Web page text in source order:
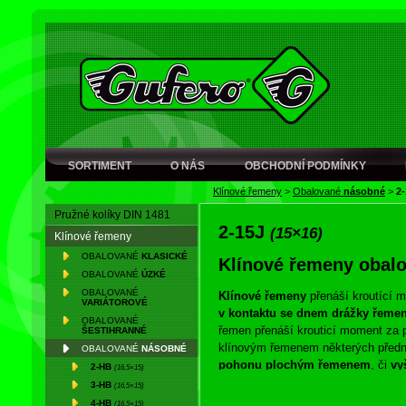
SORTIMENT O NÁS OBCHODNÍ PODMÍNKY
Klínové řemeny > Obalované násobné >
Pružné kolíky DIN 1481
Klínové řemeny
OBALOVANÉ KLASICKÉ
OBALOVANÉ ÚZKÉ
OBALOVANÉ
VARIÁTOROVÉ
OBALOVANÉ
ŠESTIHRANNÉ
OBALOVANÉ NÁSOBNÉ
2-HB (16,5×15)
3-HB (16,5×15)
4-HB (16,5×15)
2-15J (15×16)
Klínové řemeny
Klínové řemeny přenáší kroutící
v kontaktu se dnem drážky
řemen přenáší krouticí moment za
klínovým řemenem některých
pohonu plochým řemenem, či